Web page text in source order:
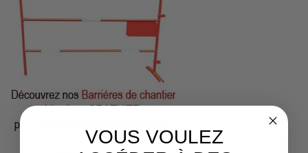
VOUS VOULEZ